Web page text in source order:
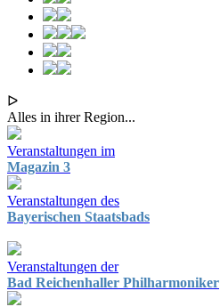
ᐅ
Alles in ihrer Region...
Veranstaltungen im
Magazin 3
Veranstaltungen des
Bayerischen Staatsbads
Veranstaltungen der
Bad Reichenhaller Philharmoniker